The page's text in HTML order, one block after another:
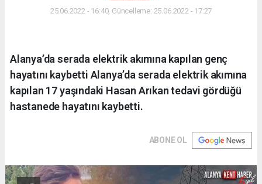
25.06.2022 - 16:40, Güncelleme: 25.06.2022 - 17:27
Alanya’da serada elektrik akımına kapılan genç
hayatını kaybetti Alanya’da serada elektrik akımına
kapılan 17 yaşındaki Hasan Arıkan tedavi gördüğü
hastanede hayatını kaybetti.
ABONE OL